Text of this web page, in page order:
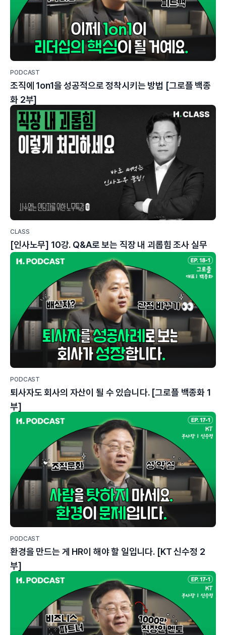
PODCAST
조직에 1on1을 성공적으로 정착시키는 방법 [그로플 백종
화 2부]
CLASS
[인사노무] 10강. Q&A로 보는 직장 내 괴롭힘 조사 실무
PODCAST
퇴사자도 회사의 자산이 될 수 있습니다. [그로플 백종화 1
부]
PODCAST
환경을 만드는 게 HR이 해야 할 일입니다. [KT 신수정 2
부]